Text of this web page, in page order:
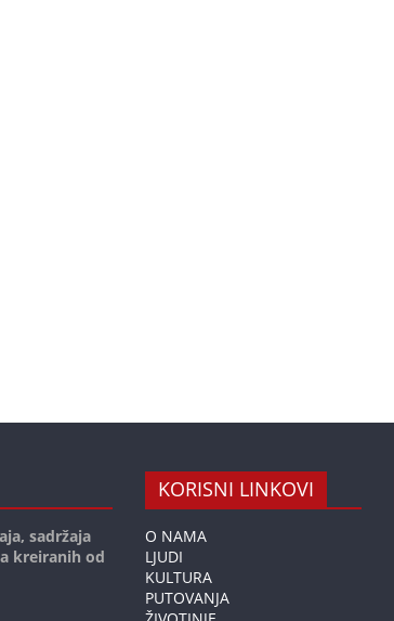
sadržaja
kreiranih od
KORISNI LINKOVI
O NAMA
LJUDI
KULTURA
PUTOVANJA